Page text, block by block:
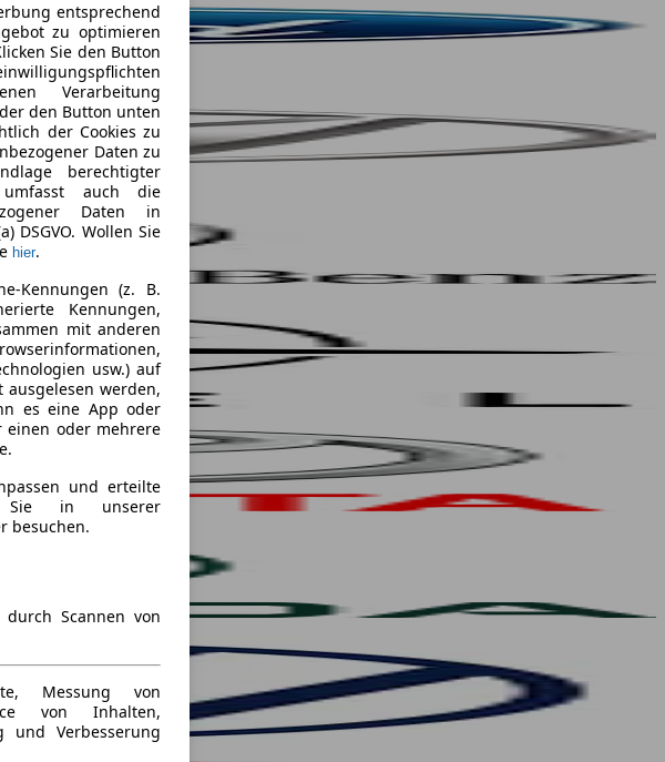
entsprechend
zu optimieren
Sie den Button
Verarbeitung
den Button unten
der Cookies zu
Daten zu
berechtigter
auch die
Daten in
DSGVO. Wollen Sie
hier.
Kennungen (z. B.
Kennungen,
mit anderen
usw.) auf
werden,
es eine App oder
einen oder mehrere
und erteilte
Sie in unserer
besuchen.
Scannen von
Messung von
von Inhalten,
und Verbesserung